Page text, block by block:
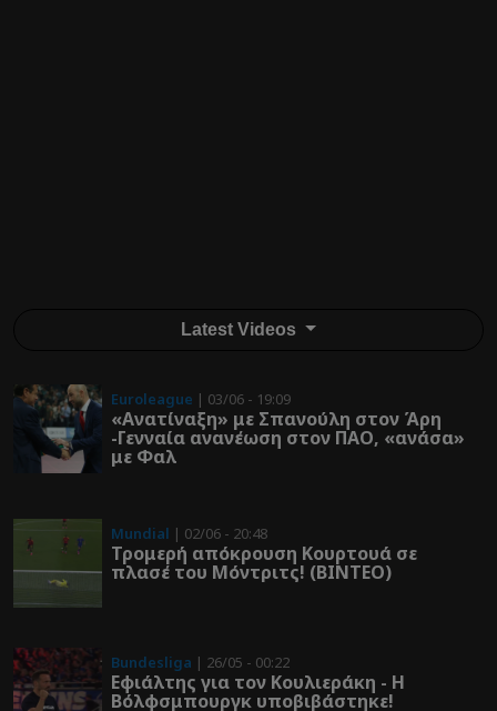
Latest Videos
Euroleague | 03/06 - 19:09
«Ανατίναξη» με Σπανούλη στον Άρη
-Γενναία ανανέωση στον ΠΑΟ, «ανάσα»
με Φαλ
Mundial | 02/06 - 20:48
Τρομερή απόκρουση Κουρτουά σε
πλασέ του Μόντριτς! (ΒΙΝΤΕΟ)
Bundesliga | 26/05 - 00:22
Εφιάλτης για τον Κουλιεράκη - Η
Βόλφσμπουργκ υποβιβάστηκε!